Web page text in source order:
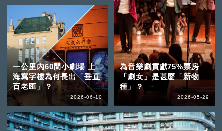
一公里內60間小劇場 上
海寫字樓為何長出「垂直
百老匯」？
2026-06-10
為音樂劇貢獻75%票房
「劇女」是甚麼「新物
種」？
2026-05-29